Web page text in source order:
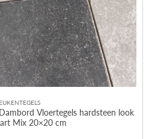
Vloertegels hardsteen look
Mix 20×20 cm